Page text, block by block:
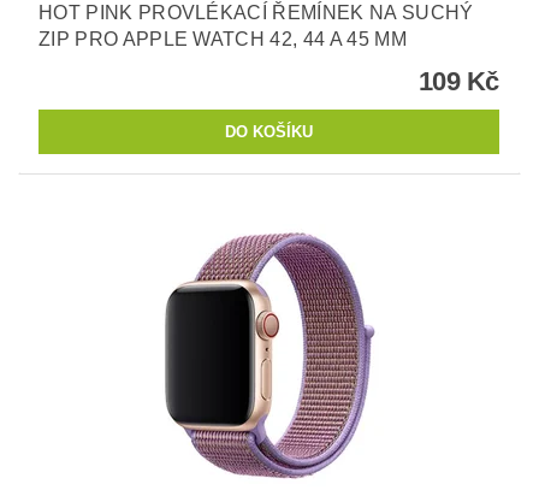
HOT PINK PROVLÉKACÍ ŘEMÍNEK NA SUCHÝ
ZIP PRO APPLE WATCH 42, 44 A 45 MM
109 Kč